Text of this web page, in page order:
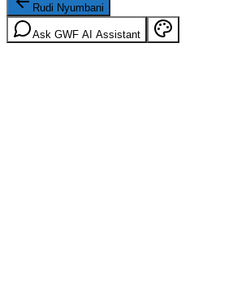
Rudi Nyumbani
Ask GWF AI Assistant